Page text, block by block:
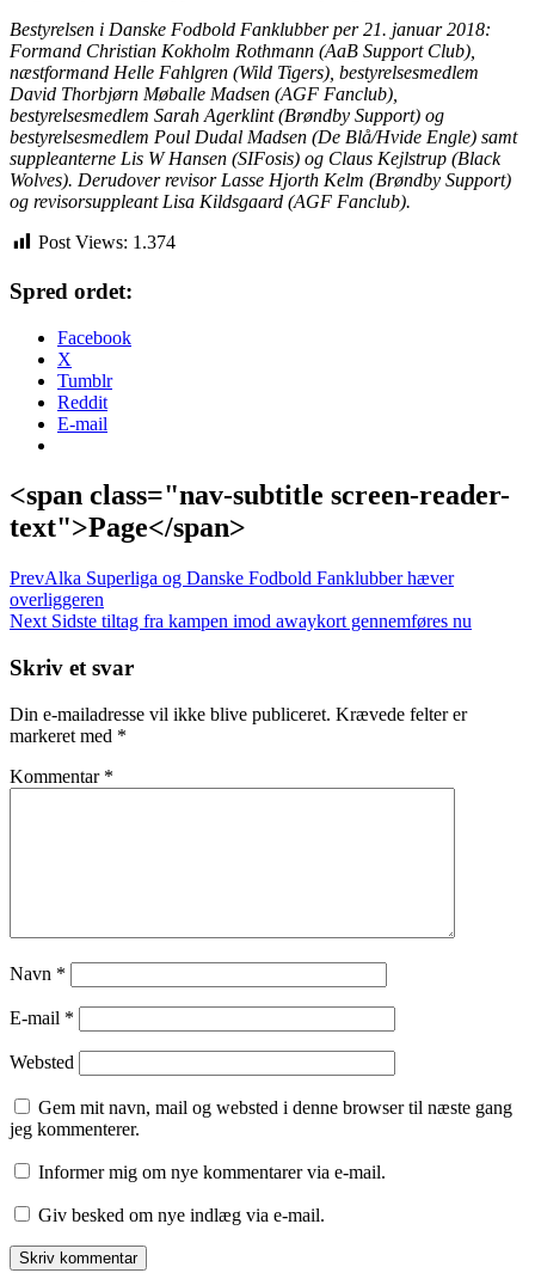
Bestyrelsen i Danske Fodbold Fanklubber per 21. januar 2018:
Formand Christian Kokholm Rothmann (AaB Support Club),
næstformand Helle Fahlgren (Wild Tigers), bestyrelsesmedlem
David Thorbjørn Møballe Madsen (AGF Fanclub),
bestyrelsesmedlem Sarah Agerklint (Brøndby Support) og
bestyrelsesmedlem Poul Dudal Madsen (De Blå/Hvide Engle) samt
suppleanterne Lis W Hansen (SIFosis) og Claus Kejlstrup (Black
Wolves). Derudover revisor Lasse Hjorth Kelm (Brøndby Support)
og revisorsuppleant Lisa Kildsgaard (AGF Fanclub).
Post Views: 1.374
Spred ordet:
Facebook
X
Tumblr
Reddit
E-mail
<span class="nav-subtitle screen-reader-
text">Page</span>
PrevAlka Superliga og Danske Fodbold Fanklubber hæver
overliggeren
Next Sidste tiltag fra kampen imod awaykort gennemføres nu
Skriv et svar
Din e-mailadresse vil ikke blive publiceret. Krævede felter er
markeret med *
Kommentar *
Navn *
E-mail *
Websted
Gem mit navn, mail og websted i denne browser til næste gang
jeg kommenterer.
Informer mig om nye kommentarer via e-mail.
Giv besked om nye indlæg via e-mail.